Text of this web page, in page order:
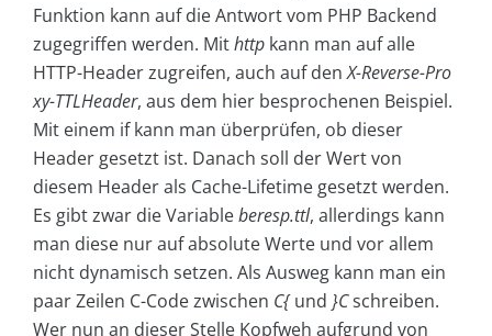
Funktion kann auf die Antwort vom PHP Backend
zugegriffen werden. Mithttp kann man auf alle
HTTP-Header zugreifen, auch auf denX-Reverse-Pro
xy-TTLHeader, aus dem hier besprochenen Beispiel.
Mit einem if kann man überprüfen, ob dieser
Header gesetzt ist. Danach soll der Wert von
diesem Header als Cache-Lifetime gesetzt werden.
Es gibt zwar die Variableberesp.ttl, allerdings kann
man diese nur auf absolute Werte und vor allem
nicht dynamisch setzen. Als Ausweg kann man ein
paar Zeilen C-Code zwischen C{und }Cschreiben.
Wer nun an dieser Stelle Kopfweh aufgrund von